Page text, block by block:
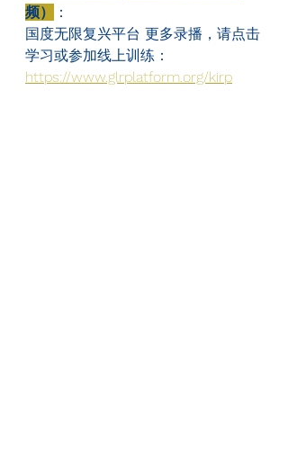
频）
：
国度无限复兴平台 更多录播，请点击
学习或参加线上训练：
https://www.glrplatform.org/kirp